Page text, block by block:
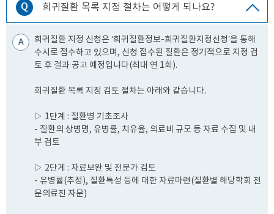
Q 희귀질환 목록 지정 절차는 어떻게 되나요?
A
희귀질환 지정 신청은 ‘희귀질환정보-희귀질환지정신청’을 통해
수시로 접수하고 있으며, 신청 접수된 질환은 정기적으로 지정 검
토 후 결과 공고 예정입니다(최대 연 1회).
희귀질환 목록 지정 검토 절차는 아래와 같습니다.
▷ 1단계 : 질환병 기초조사
- 질환의 상병명, 유병률, 치유율, 의료비 규모 등 자료 수집 및 내
부 검토
▷ 2단계 : 자료보완 및 전문가 검토
- 유병률(추정), 질환특성 등에 대한 자료마련(질환별 해당학회 전
문의료진 자문)